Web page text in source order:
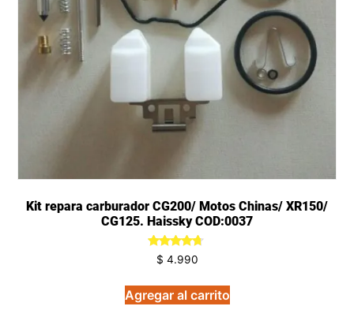
Kit repara carburador CG200/ Motos Chinas/ XR150/
CG125. Haissky COD:0037
Valorado
en
de 5
$ 4.990
Agregar al carrito